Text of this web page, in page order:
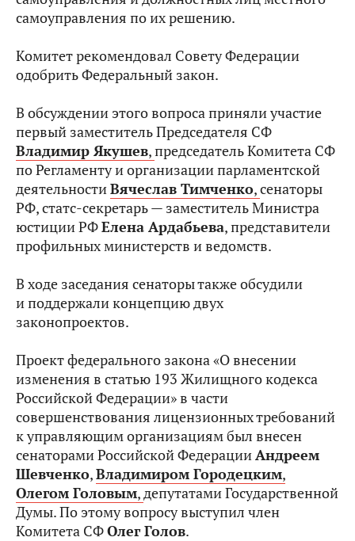
самоуправления по их решению.
Комитет рекомендовал Совету Федерации
одобрить Федеральный закон.
В обсуждении этого вопроса приняли участие
первый заместитель Председателя СФ
Владимир Якушев,председатель Комитета СФ
по Регламенту и организации парламентской
деятельностиВячеслав Тимченко,сенаторы
РФ, статс-секретарь — заместитель Министра
юстиции РФЕлена Ардабьева, представители
профильных министерств и ведомств.
В ходе заседания сенаторы также обсудили
и поддержали концепцию двух
законопроектов.
Проект федерального закона «О внесении
изменения в статью 193 Жилищного кодекса
Российской Федерации» в части
совершенствования лицензионных требований
к управляющим организациям был внесен
сенаторами Российской ФедерацииАндреем
Шевченко,Владимиром Городецким,
Олегом Головым,депутатами Государственной
Думы. По этому вопросу выступил член
Комитета СФОлег Голов.